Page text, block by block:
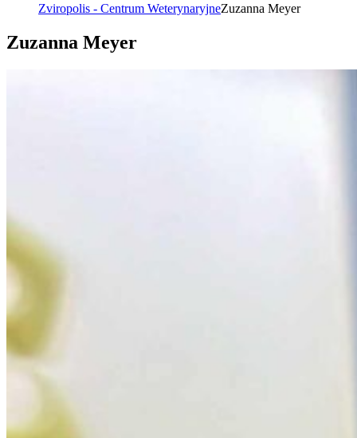
Zviropolis - Centrum WeterynaryjneZuzanna Meyer
Zuzanna Meyer